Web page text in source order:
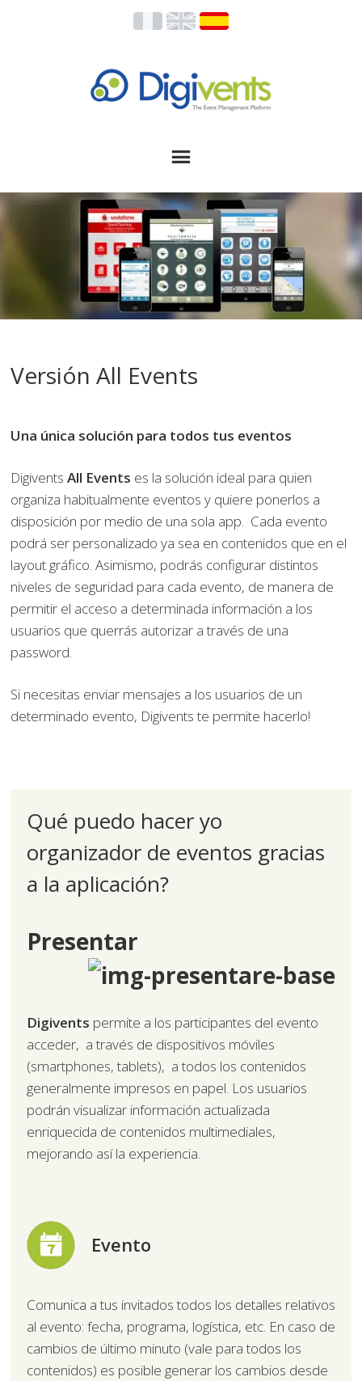
Versión All Events
Una única solución para todos tus eventos
Digivents All Events es la solución ideal para quien
organiza habitualmente eventos y quiere ponerlos a
disposición por medio de una sola app. Cada evento
podrá ser personalizado ya sea en contenidos que en el
layout gráfico. Asimismo, podrás configurar distintos
niveles de seguridad para cada evento, de manera de
permitir el acceso a determinada información a los
usuarios que querrás autorizar a través de una
password.
Si necesitas enviar mensajes a los usuarios de un
determinado evento, Digivents te permite hacerlo!
Qué puedo hacer yo
organizador de eventos gracias
a la aplicación?
Presentar
Digivents permite a los participantes del evento
acceder, a través de dispositivos móviles
(smartphones, tablets), a todos los contenidos
generalmente impresos en papel. Los usuarios
podrán visualizar información actualizada
enriquecida de contenidos multimediales,
mejorando así la experiencia.
Evento
Comunica a tus invitados todos los detalles relativos
al evento: fecha, programa, logística, etc. En caso de
cambios de último minuto (vale para todos los
contenidos) es posible generar los cambios desde